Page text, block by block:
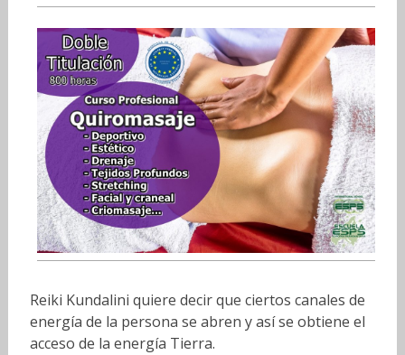
Reiki Kundalini quiere decir que ciertos canales de
energía de la persona se abren y así se obtiene el
acceso de la energía Tierra.